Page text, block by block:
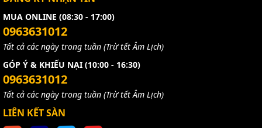
MUA ONLINE (08:30 - 17:00)
0963631012
Tất cả các ngày trong tuần (Trừ tết Âm Lịch)
GÓP Ý & KHIẾU NẠI (10:00 - 16:30)
0963631012
Tất cả các ngày trong tuần (Trừ tết Âm Lịch)
LIÊN KẾT SÀN